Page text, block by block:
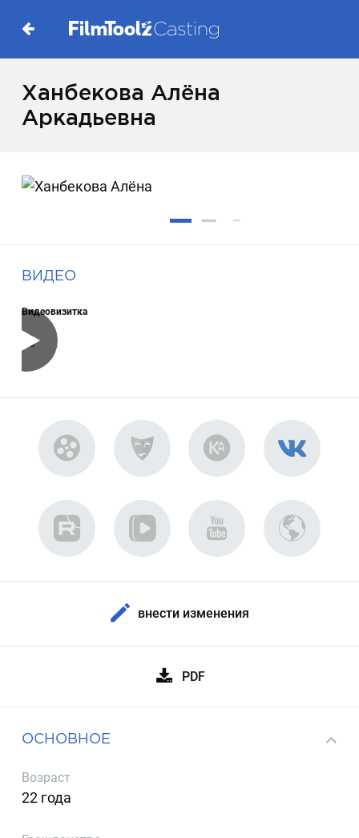
Ханбекова Алёна
Аркадьевна
ВИДЕО
Видеовизитка
внести изменения
PDF
ОСНОВНОЕ
Возраст
22 года